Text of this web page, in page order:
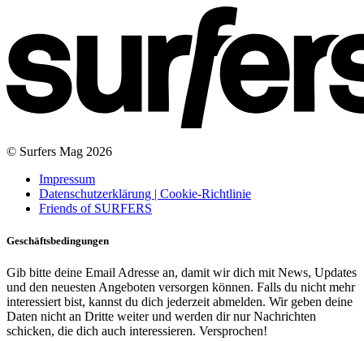
© Surfers Mag 2026
Impressum
Datenschutzerklärung | Cookie-Richtlinie
Friends of SURFERS
Geschäftsbedingungen
Gib bitte deine Email Adresse an, damit wir dich mit News, Updates
und den neuesten Angeboten versorgen können. Falls du nicht mehr
interessiert bist, kannst du dich jederzeit abmelden. Wir geben deine
Daten nicht an Dritte weiter und werden dir nur Nachrichten
schicken, die dich auch interessieren. Versprochen!